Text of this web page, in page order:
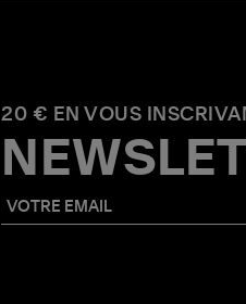
20 € EN VOUS